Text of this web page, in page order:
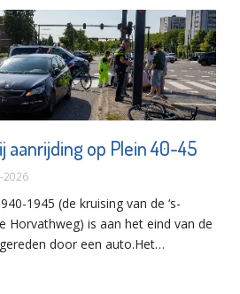
aanrijding op Plein 40-45
2026
1945 (de kruising van de ‘s-
Horvathweg) is aan het eind van de
door een auto.Het